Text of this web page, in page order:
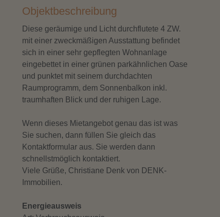
Objektbeschreibung
Diese geräumige und Licht durchflutete 4 ZW.
mit einer zweckmäßigen Ausstattung befindet
sich in einer sehr gepflegten Wohnanlage
eingebettet in einer grünen parkähnlichen Oase
und punktet mit seinem durchdachten
Raumprogramm, dem Sonnenbalkon inkl.
traumhaften Blick und der ruhigen Lage.
Wenn dieses Mietangebot genau das ist was
Sie suchen, dann füllen Sie gleich das
Kontaktformular aus. Sie werden dann
schnellstmöglich kontaktiert.
Viele Grüße, Christiane Denk von DENK-
Immobilien.
Energieausweis